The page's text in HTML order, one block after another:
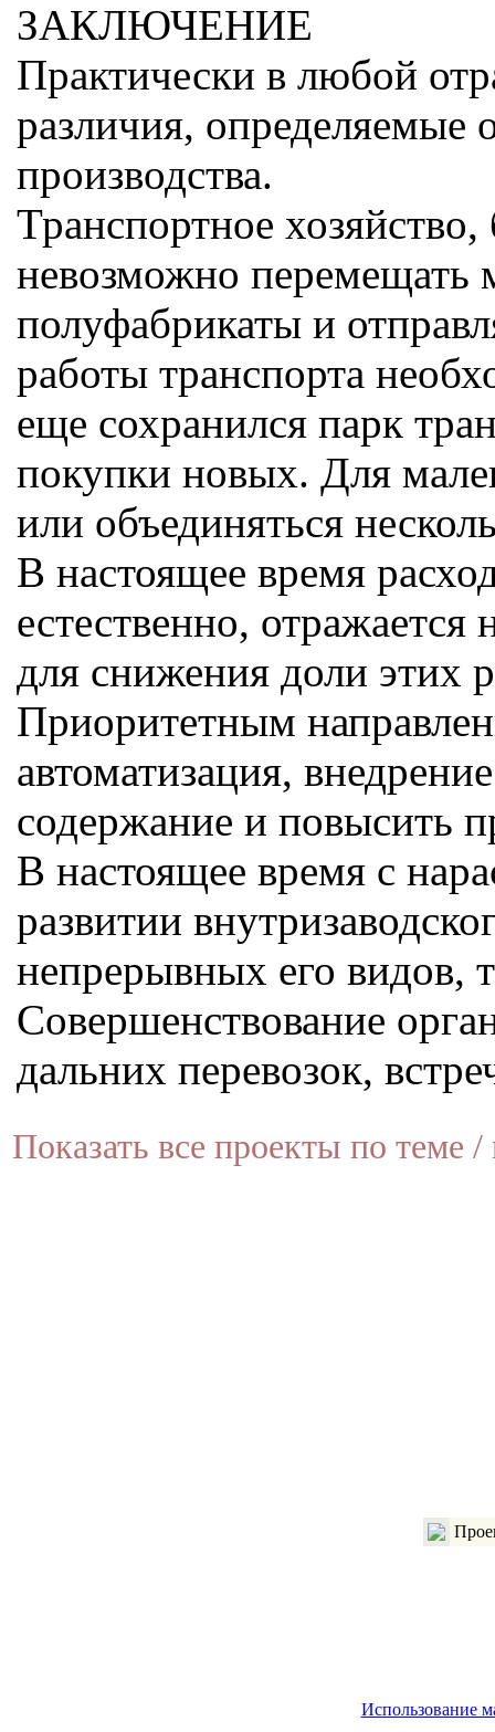
ЗАКЛЮЧЕНИЕ
Практически в любой
различия, определяемые
производства.
Транспортное
невозможно перемещать
полуфабрикаты и
работы транспорта
еще сохранился парк
покупки новых. Для
или объединяться
В настоящее время
естественно,
для снижения доли этих
Приоритетным
автоматизация,
содержание и повысить
В настоящее время с
развитии
непрерывных его видов,
Совершенствование
дальних перевозок,
Показать все проекты по теме /
Использование